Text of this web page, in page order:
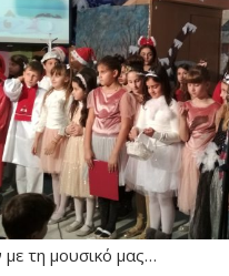
με τη μουσικό μας…